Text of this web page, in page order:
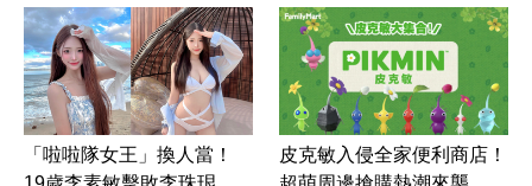
「啦啦隊女王」換人當！
皮克敏入侵全家便利商店！